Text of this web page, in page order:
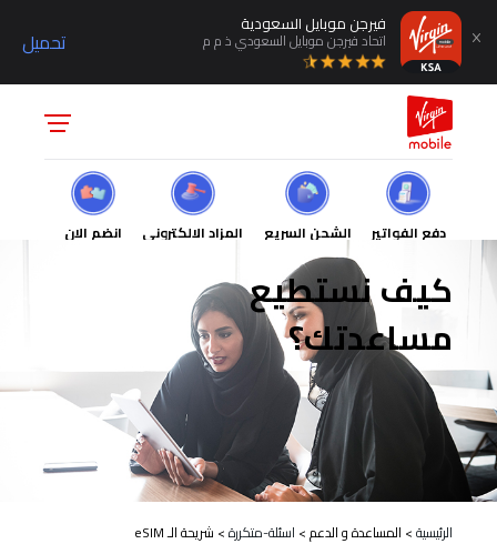
تحميل
فيرجن موبايل السعودية
اتحاد فيرجن موبايل السعودي ذ م م
دفع الفواتير الشحن السريع المزاد الالكتروني انضم الان
كيف نستطيع
مساعدتك؟
الرئيسية> المساعدة و الدعم> اسئلة-متكررة> شريحة الـ eSIM